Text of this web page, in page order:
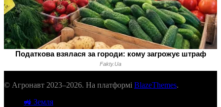
© Агронавт 2023–2026. На платформі BlazeThemes.
🚜 Земля